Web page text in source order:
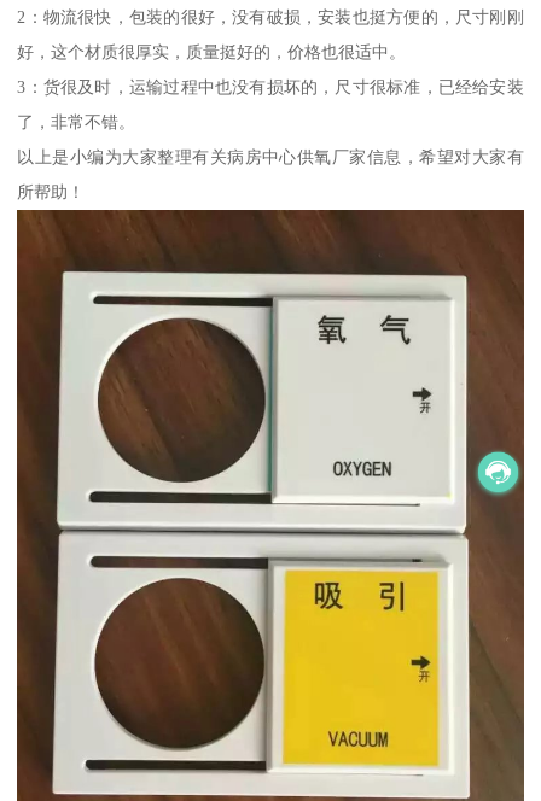
2：物流很快，包装的很好，没有破损，安装也挺方便的，尺寸刚刚
好，这个材质很厚实，质量挺好的，价格也很适中。
3：货很及时，运输过程中也没有损坏的，尺寸很标准，已经给安装
了，非常不错。
以上是小编为大家整理有关病房中心供氧厂家信息，希望对大家有
所帮助！